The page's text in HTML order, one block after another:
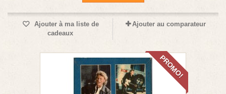
Ajouter à ma liste de
cadeaux
Ajouter au comparateur
PROMO!